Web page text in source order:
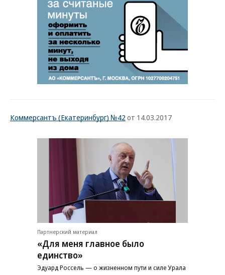
Коммерсантъ (Екатеринбург) №42 от 14.03.2017
Партнерский материал
«Для меня главное было
единство»
Эдуард Россель — о жизненном пути и силе Урала